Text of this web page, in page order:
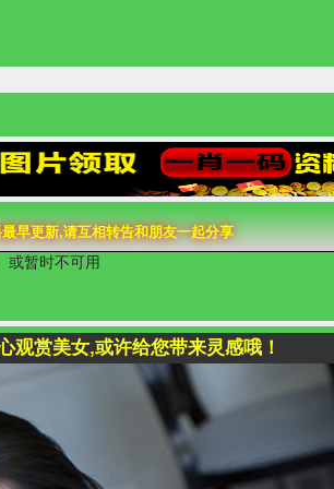
早更新,请互相转告和朋友一起分享
或暂时不可用
观赏美女,或许给您带来灵感哦！